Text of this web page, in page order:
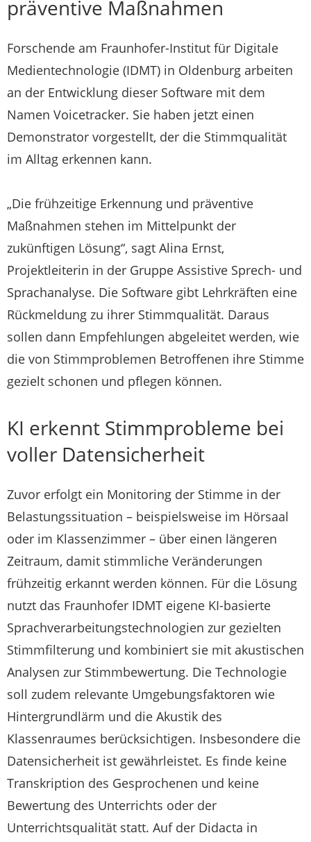
präventive Maßnahmen
Forschende am Fraunhofer-Institut für Digitale
Medientechnologie (IDMT) in Oldenburg arbeiten
an der Entwicklung dieser Software mit dem
Namen Voicetracker. Sie haben jetzt einen
Demonstrator vorgestellt, der die Stimmqualität
im Alltag erkennen kann.
„Die frühzeitige Erkennung und präventive
Maßnahmen stehen im Mittelpunkt der
zukünftigen Lösung“, sagt Alina Ernst,
Projektleiterin in der Gruppe Assistive Sprech- und
Sprachanalyse. Die Software gibt Lehrkräften eine
Rückmeldung zu ihrer Stimmqualität. Daraus
sollen dann Empfehlungen abgeleitet werden, wie
die von Stimmproblemen Betroffenen ihre Stimme
gezielt schonen und pflegen können.
KI erkennt Stimmprobleme bei
voller Datensicherheit
Zuvor erfolgt ein Monitoring der Stimme in der
Belastungssituation – beispielsweise im Hörsaal
oder im Klassenzimmer – über einen längeren
Zeitraum, damit stimmliche Veränderungen
frühzeitig erkannt werden können. Für die Lösung
nutzt das Fraunhofer IDMT eigene KI-basierte
Sprachverarbeitungstechnologien zur gezielten
Stimmfilterung und kombiniert sie mit akustischen
Analysen zur Stimmbewertung. Die Technologie
soll zudem relevante Umgebungsfaktoren wie
Hintergrundlärm und die Akustik des
Klassenraumes berücksichtigen. Insbesondere die
Datensicherheit ist gewährleistet. Es finde keine
Transkription des Gesprochenen und keine
Bewertung des Unterrichts oder der
Unterrichtsqualität statt. Auf der Didacta in